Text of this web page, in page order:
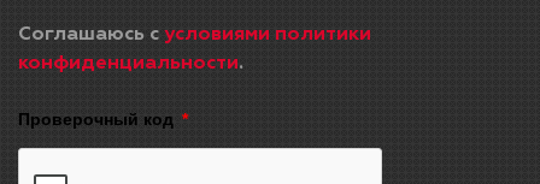
Соглашаюсь с условиями политики
конфиденциальности.
Проверочный код